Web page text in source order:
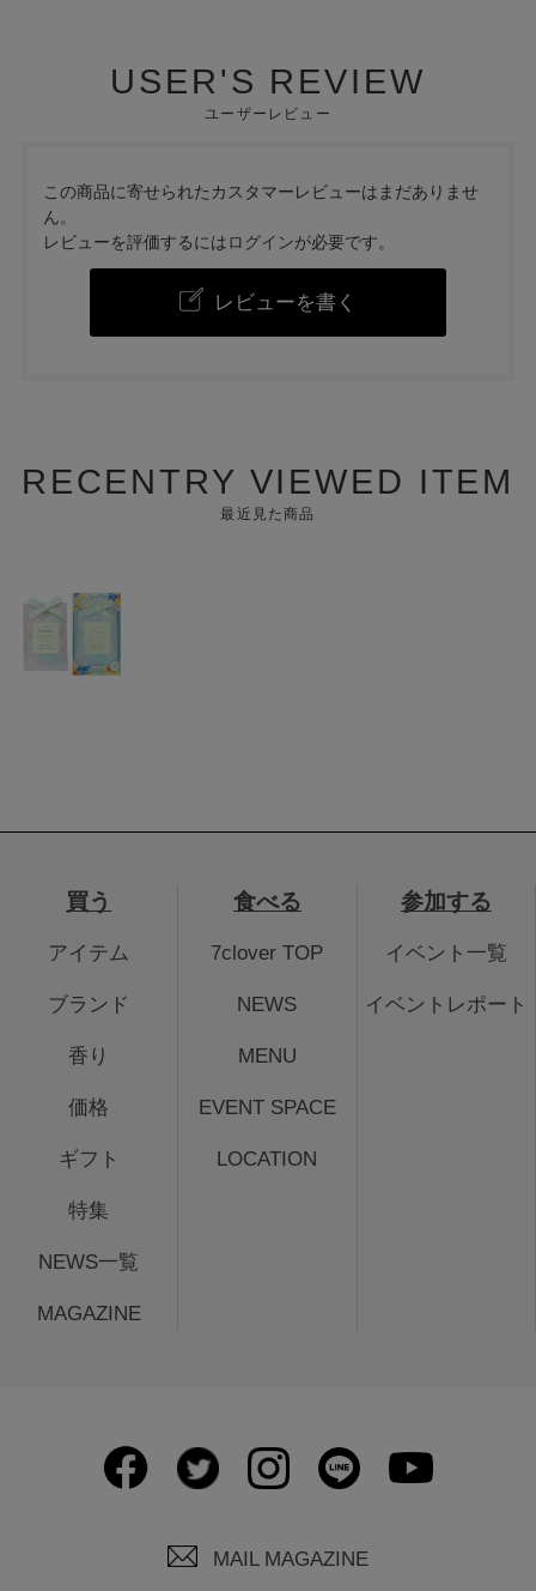
USER'S REVIEW
ユーザーレビュー
この商品に寄せられたカスタマーレビューはまだありませ
ん。
レビューを評価するにはログインが必要です。
レビューを書く
RECENTRY VIEWED ITEM
最近見た商品
買う
アイテム
ブランド
香り
価格
ギフト
特集
NEWS一覧
MAGAZINE
食べる
7clover TOP
NEWS
MENU
EVENT SPACE
LOCATION
参加する
イベント一覧
イベントレポート
MAIL MAGAZINE